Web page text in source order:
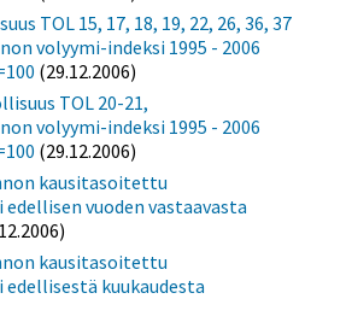
TOL 15, 17, 18, 19, 22, 26, 36, 37
volyymi-indeksi 1995 - 2006
(29.12.2006)
TOL 20-21,
volyymi-indeksi 1995 - 2006
(29.12.2006)
kausitasoitettu
vuoden vastaavasta
kausitasoitettu
kuukaudesta